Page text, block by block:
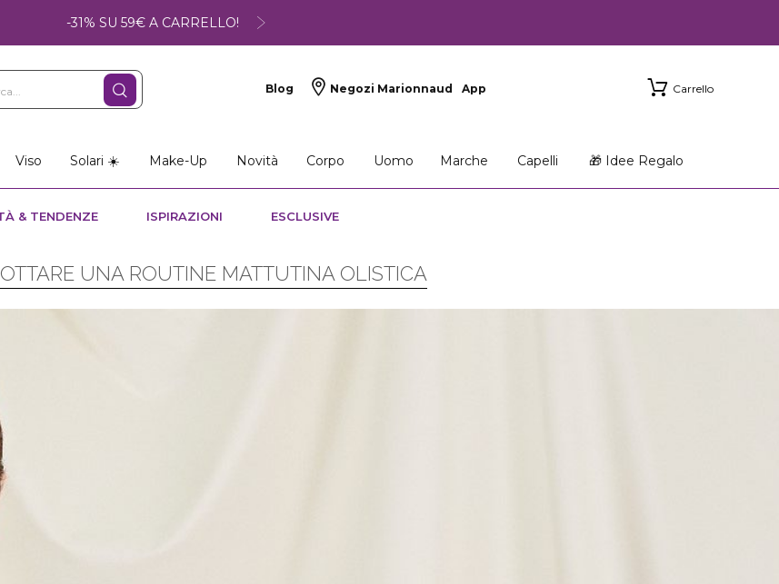
-31% SU 59€ A CARRELLO!
Blog Negozi Marionnaud App Carrello
Viso Solari ☀️ Make-Up Novità Corpo Uomo Marche Capelli 🎁 Idee Regalo
& TENDENZE ISPIRAZIONI ESCLUSIVE
UNA ROUTINE MATTUTINA OLISTICA